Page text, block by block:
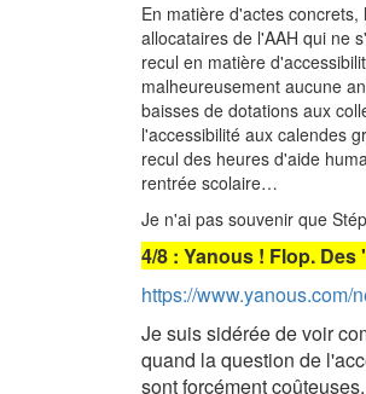
En matière d'actes
allocataires de l'AAH qui ne
recul en matière
malheureusement aucune
baisses de dotations aux
l'accessibilité aux calendes
recul des heures d'aide
rentrée scolaire…
Je n'ai pas souvenir que
4/8 : Yanous ! Flop.
https://www.yanous.com/
Je suis sidérée de voir
quand la question de
sont forcément